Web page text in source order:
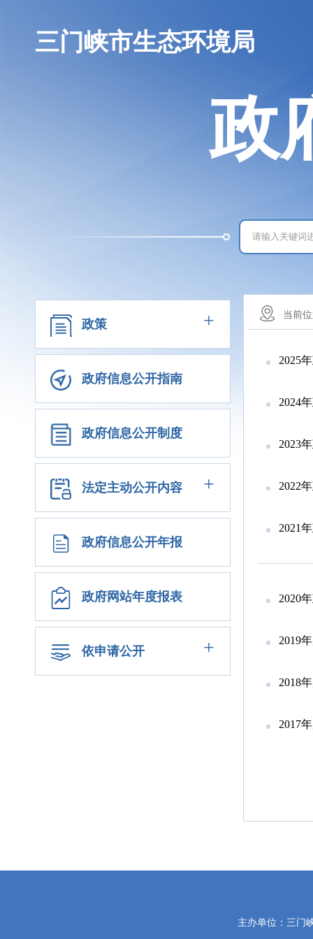
三门峡市生态环境局
政
政策 +
政府信息公开指南
政府信息公开制度
法定主动公开内容 +
政府信息公开年报
政府网站年度报表
依申请公开 +
当前
2025
2024
2023
2022
2021
2020
2019
2018
2017
主办单位：三门